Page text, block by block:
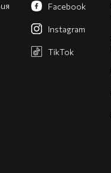
Facebook
Instagram
TikTok